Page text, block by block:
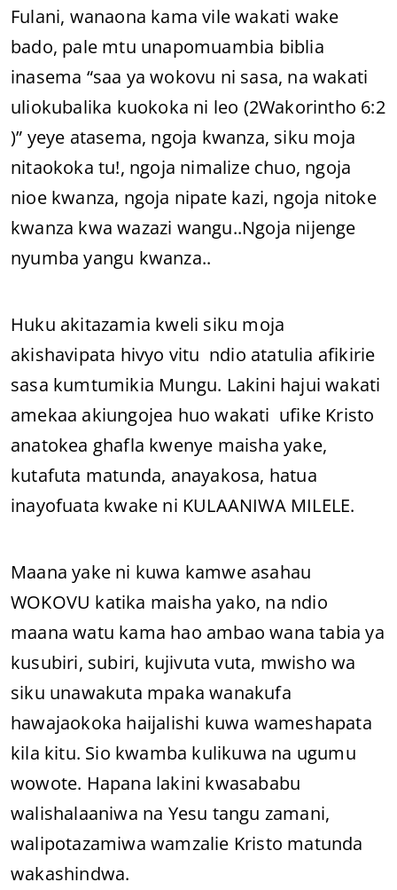
Fulani, wanaona kama vile wakati wake
bado, pale mtu unapomuambia biblia
inasema “saa ya wokovu ni sasa, na wakati
uliokubalika kuokoka ni leo (2Wakorintho 6:2
)” yeye atasema, ngoja kwanza, siku moja
nitaokoka tu!, ngoja nimalize chuo, ngoja
nioe kwanza, ngoja nipate kazi, ngoja nitoke
kwanza kwa wazazi wangu..Ngoja nijenge
nyumba yangu kwanza..
Huku akitazamia kweli siku moja
akishavipata hivyo vitu ndio atatulia afikirie
sasa kumtumikia Mungu. Lakini hajui wakati
amekaa akiungojea huo wakati ufike Kristo
anatokea ghafla kwenye maisha yake,
kutafuta matunda, anayakosa, hatua
inayofuata kwake ni KULAANIWA MILELE.
Maana yake ni kuwa kamwe asahau
WOKOVU katika maisha yako, na ndio
maana watu kama hao ambao wana tabia ya
kusubiri, subiri, kujivuta vuta, mwisho wa
siku unawakuta mpaka wanakufa
hawajaokoka haijalishi kuwa wameshapata
kila kitu. Sio kwamba kulikuwa na ugumu
wowote. Hapana lakini kwasababu
walishalaaniwa na Yesu tangu zamani,
walipotazamiwa wamzalie Kristo matunda
wakashindwa.